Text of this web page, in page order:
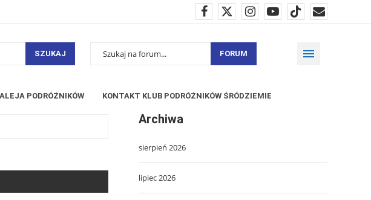
SZUKAJ FORUM
PODRÓŻNIKÓW KONTAKT KLUB PODRÓŻNIKÓW ŚRÓDZIEMIE
Archiwa
sierpień 2026
lipiec 2026